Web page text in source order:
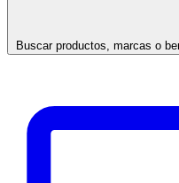
Buscar productos, marcas o